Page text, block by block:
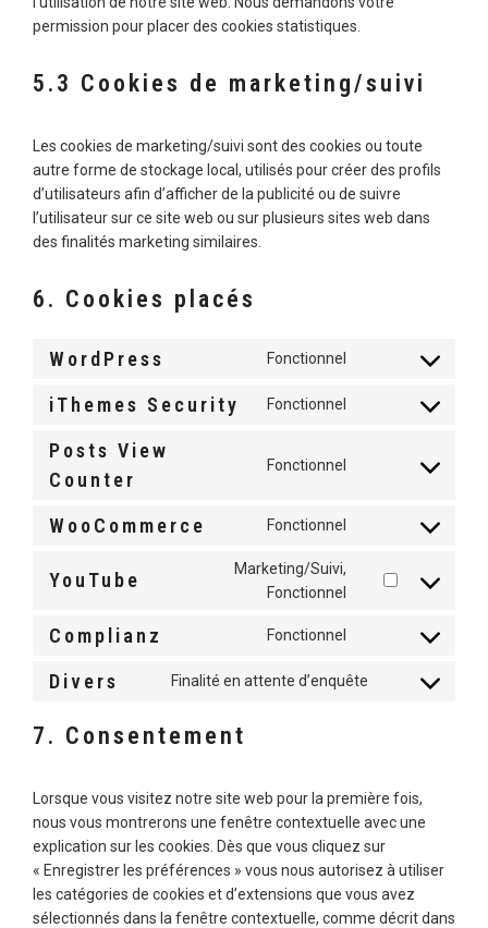
permission pour placer des cookies statistiques.
5.3 Cookies de marketing/suivi
Les cookies de marketing/suivi sont des cookies ou toute
autre forme de stockage local, utilisés pour créer des profils
d’utilisateurs afin d’afficher de la publicité ou de suivre
l’utilisateur sur ce site web ou sur plusieurs sites web dans
des finalités marketing similaires.
6. Cookies placés
WordPress Fonctionnel
iThemes Security Fonctionnel
Posts View
Counter
Fonctionnel
COUNTER
WooCommerce Fonctionnel
SERVICE
WOOCOMMERCE
YouTube
Marketing/Suivi,
Fonctionnel
CONSENT
Complianz Fonctionnel
SERVICE
Divers Finalité en attente d’enquête
CONSENT
7. Consentement
Lorsque vous visitez notre site web pour la première fois,
nous vous montrerons une fenêtre contextuelle avec une
explication sur les cookies. Dès que vous cliquez sur
« Enregistrer les préférences » vous nous autorisez à utiliser
les catégories de cookies et d’extensions que vous avez
sélectionnés dans la fenêtre contextuelle, comme décrit dans